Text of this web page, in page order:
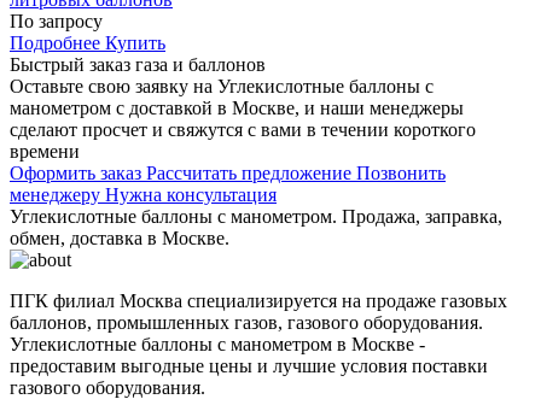
По запросу
Подробнее Купить
Быстрый заказ газа и баллонов
Оставьте свою заявку на Углекислотные баллоны с
манометром с доставкой в Москве, и наши менеджеры
сделают просчет и свяжутся с вами в течении короткого
времени
Оформить заказ Рассчитать предложение Позвонить
менеджеру Нужна консультация
Углекислотные баллоны с манометром. Продажа, заправка,
обмен, доставка в Москве.
ПГК филиал Москва специализируется на продаже газовых
баллонов, промышленных газов, газового оборудования.
Углекислотные баллоны с манометром в Москве -
предоставим выгодные цены и лучшие условия поставки
газового оборудования.